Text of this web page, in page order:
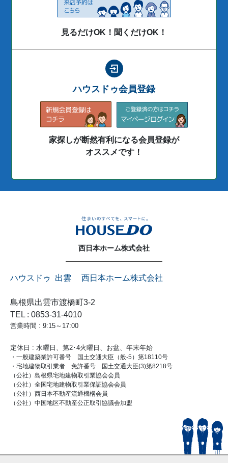
見るだけOK！聞くだけOK！
ハウスドゥ会員登録
家探しが断然有利になる会員登録が
オススメです！
西日本ホーム株式会社
ハウスドゥ 出雲 西日本ホーム株式会社
島根県出雲市渡橋町3-2
TEL : 0853-31-4010
営業時間 : 9:15～17:00
定休日 : 水曜日、第2･4火曜日、お盆、年末年始
・一般建築業許可番号 国土交通大臣（般-5）第18110号
・宅地建物取引業者 免許番号 国土交通大臣(3)第8218号
（公社）島根県宅地建物取引業協会会員
（公社）全国宅地建物取引業保証協会会員
（公社）西日本不動産流通機構会員
（公社）中国地区不動産公正取引協議会加盟